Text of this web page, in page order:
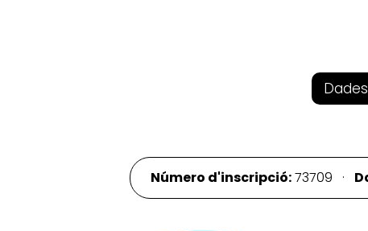
Número d'inscripció:73709 ·